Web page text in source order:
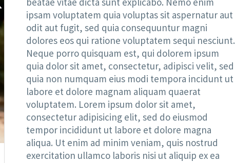
ipsam voluptatem quia voluptas sit aspernatur aut
odit aut fugit, sed quia consequuntur magni
dolores eos qui ratione voluptatem sequi nesciunt.
Neque porro quisquam est, qui dolorem ipsum
quia dolor sit amet, consectetur, adipisci velit, sed
quia non numquam eius modi tempora incidunt ut
labore et dolore magnam aliquam quaerat
voluptatem. Lorem ipsum dolor sit amet,
consectetur adipisicing elit, sed do eiusmod
tempor incididunt ut labore et dolore magna
aliqua. Ut enim ad minim veniam, quis nostrud
exercitation ullamco laboris nisi ut aliquip ex ea